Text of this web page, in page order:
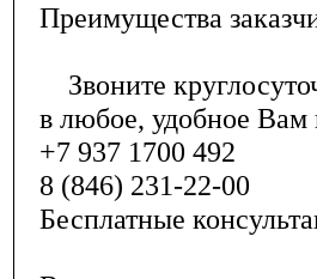
Преимущества
Звоните
в любое, удобное Вам
+7 937 1700 492
8 (846) 231-22-00
Бесплатные